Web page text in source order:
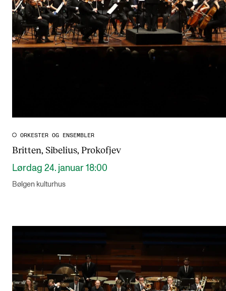
CREMAH
NordART
Prosjekter
Internasjonal strategi
Samarbeidsprosjekter
Nettverk
IN.TUNE
Arrangementer og konserter
Nyheter og historier
Ledige stillinger
ORKESTER OG ENSEMBLER
Britten, Sibelius, Prokofjev
Lørdag 24. januar 18:00
Bølgen kulturhus